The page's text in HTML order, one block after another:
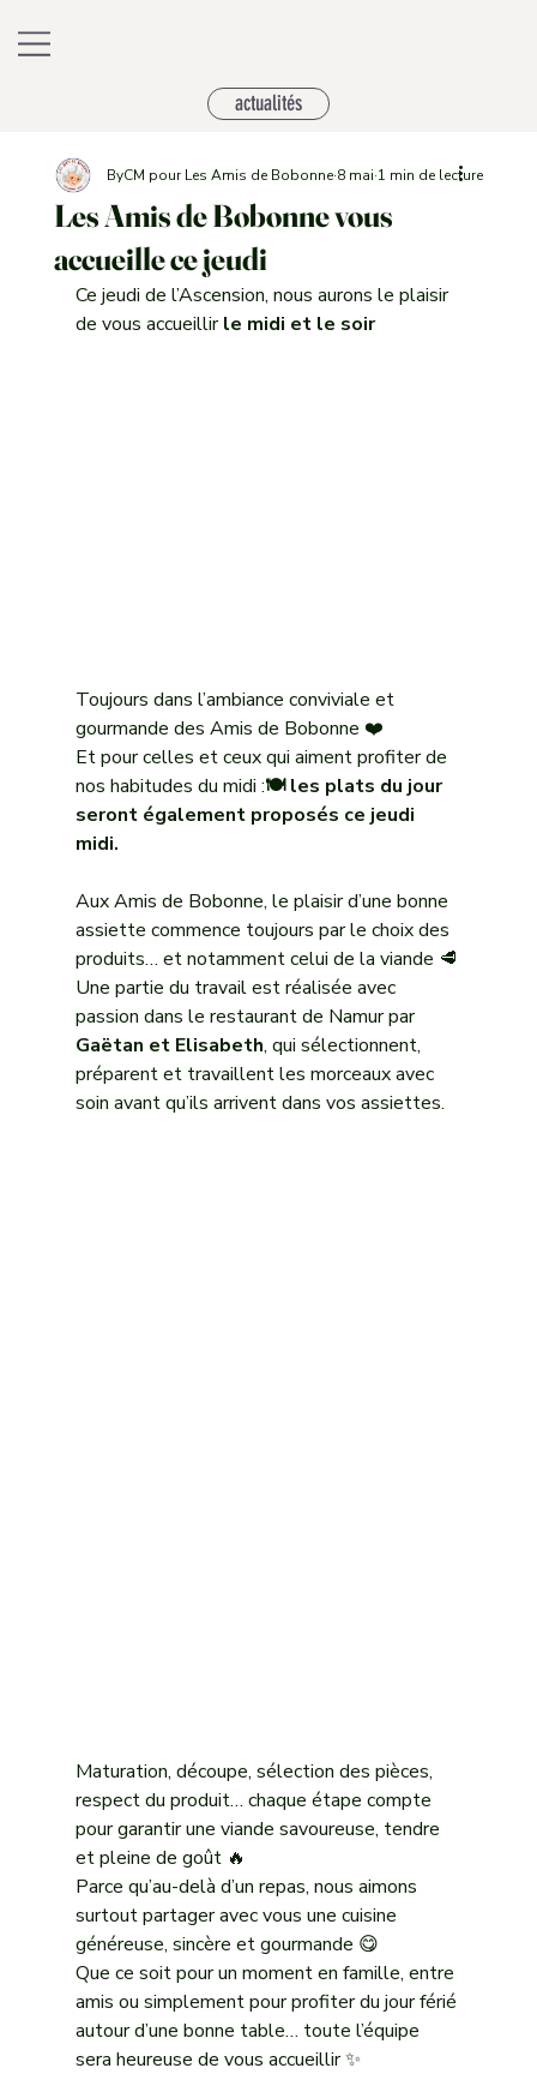
actualités
Les Amis de Bobonne vous
accueille ce jeudi
ByCM pour Les Amis de Bobonne 8 mai 1 min de lecture
Ce jeudi de l’Ascension, nous aurons le plaisir
de vous accueillir le midi et le soir
Toujours dans l’ambiance conviviale et
gourmande des Amis de Bobonne ❤️
Et pour celles et ceux qui aiment profiter de
nos habitudes du midi :🍽️ les plats du jour
seront également proposés ce jeudi
midi.
Aux Amis de Bobonne, le plaisir d’une bonne
assiette commence toujours par le choix des
produits… et notamment celui de la viande 🥩
Une partie du travail est réalisée avec
passion dans le restaurant de Namur par
Gaëtan et Elisabeth, qui sélectionnent,
préparent et travaillent les morceaux avec
soin avant qu’ils arrivent dans vos assiettes.
Maturation, découpe, sélection des pièces,
respect du produit… chaque étape compte
pour garantir une viande savoureuse, tendre
et pleine de goût 🔥
Parce qu’au-delà d’un repas, nous aimons
surtout partager avec vous une cuisine
généreuse, sincère et gourmande 😋
Que ce soit pour un moment en famille, entre
amis ou simplement pour profiter du jour férié
autour d’une bonne table… toute l’équipe
sera heureuse de vous accueillir ✨